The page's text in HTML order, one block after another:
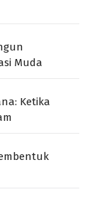
Muda
Ketika